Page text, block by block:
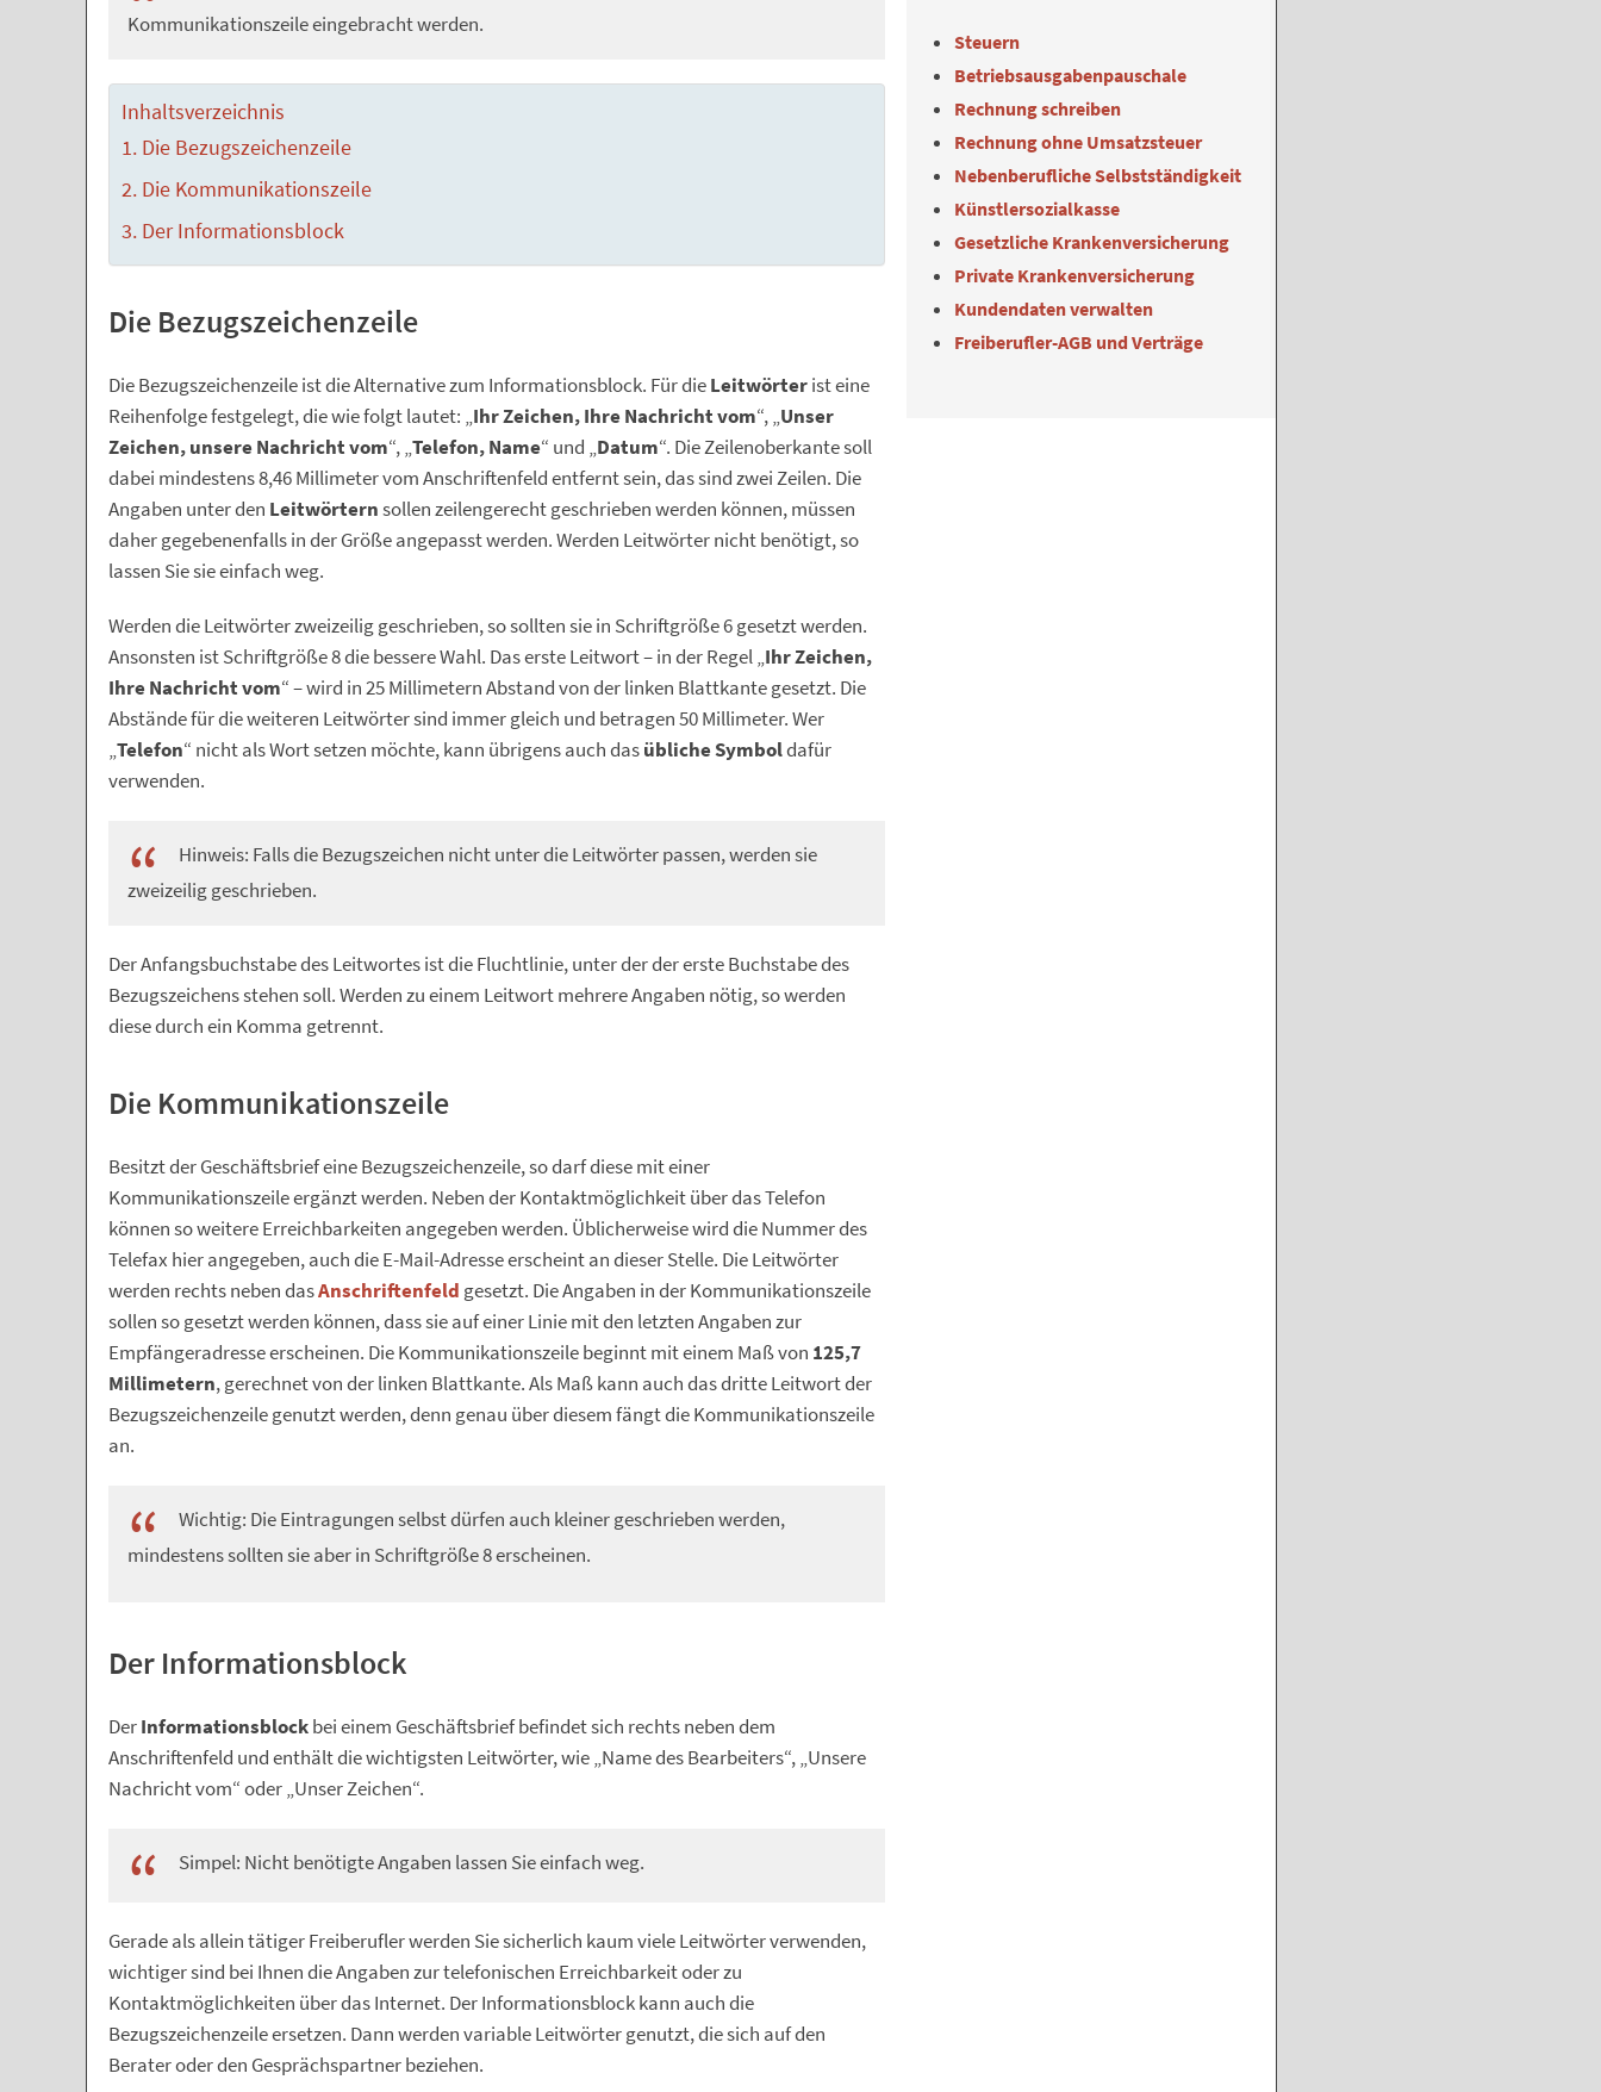
Kommunikationszeile eingebracht werden.
Inhaltsverzeichnis
Die Bezugszeichenzeile
Die Kommunikationszeile
Der Informationsblock
Die Bezugszeichenzeile
Die Bezugszeichenzeile ist die Alternative zum Informationsblock. Für dieLeitwörterist eine
Reihenfolge festgelegt, die wie folgt lautet: „Ihr Zeichen, Ihre Nachricht vom“, „Unser
Zeichen, unsere Nachricht vom“, „Telefon, Name“ und „Datum“. Die Zeilenoberkante soll
dabei mindestens 8,46 Millimeter vom Anschriftenfeld entfernt sein, das sind zwei Zeilen. Die
Angaben unter den Leitwörternsollen zeilengerecht geschrieben werden können, müssen
daher gegebenenfalls in der Größe angepasst werden. Werden Leitwörter nicht benötigt, so
lassen Sie sie einfach weg.
Werden die Leitwörter zweizeilig geschrieben, so sollten sie in Schriftgröße 6 gesetzt werden.
Ansonsten ist Schriftgröße 8 die bessere Wahl. Das erste Leitwort – in der Regel „Ihr Zeichen,
Ihre Nachricht vom“ – wird in 25 Millimetern Abstand von der linken Blattkante gesetzt. Die
Abstände für die weiteren Leitwörter sind immer gleich und betragen 50 Millimeter. Wer
„Telefon“ nicht als Wort setzen möchte, kann übrigens auch dasübliche Symboldafür
verwenden.
Hinweis: Falls die Bezugszeichen nicht unter die Leitwörter passen, werden sie
zweizeilig geschrieben.
Der Anfangsbuchstabe des Leitwortes ist die Fluchtlinie, unter der der erste Buchstabe des
Bezugszeichens stehen soll. Werden zu einem Leitwort mehrere Angaben nötig, so werden
diese durch ein Komma getrennt.
Die Kommunikationszeile
Besitzt der Geschäftsbrief eine Bezugszeichenzeile, so darf diese mit einer
Kommunikationszeile ergänzt werden. Neben der Kontaktmöglichkeit über das Telefon
können so weitere Erreichbarkeiten angegeben werden. Üblicherweise wird die Nummer des
Telefax hier angegeben, auch die E-Mail-Adresse erscheint an dieser Stelle. Die Leitwörter
werden rechts neben dasAnschriftenfeld gesetzt. Die Angaben in der Kommunikationszeile
sollen so gesetzt werden können, dass sie auf einer Linie mit den letzten Angaben zur
Empfängeradresse erscheinen. Die Kommunikationszeile beginnt mit einem Maß von 125,7
Millimetern, gerechnet von der linken Blattkante. Als Maß kann auch das dritte Leitwort der
Bezugszeichenzeile genutzt werden, denn genau über diesem fängt die Kommunikationszeile
an.
Wichtig: Die Eintragungen selbst dürfen auch kleiner geschrieben werden,
mindestens sollten sie aber in Schriftgröße 8 erscheinen.
Der Informationsblock
DerInformationsblockbei einem Geschäftsbrief befindet sich rechts neben dem
Anschriftenfeld und enthält die wichtigsten Leitwörter, wie „Name des Bearbeiters“, „Unsere
Nachricht vom“ oder „Unser Zeichen“.
Simpel: Nicht benötigte Angaben lassen Sie einfach weg.
Gerade als allein tätiger Freiberufler werden Sie sicherlich kaum viele Leitwörter verwenden,
wichtiger sind bei Ihnen die Angaben zur telefonischen Erreichbarkeit oder zu
Kontaktmöglichkeiten über das Internet. Der Informationsblock kann auch die
Bezugszeichenzeile ersetzen. Dann werden variable Leitwörter genutzt, die sich auf den
Berater oder den Gesprächspartner beziehen.
Steuern
Betriebsausgabenpauschale
Rechnung schreiben
Rechnung ohne Umsatzsteuer
Nebenberufliche Selbstständigkeit
Künstlersozialkasse
Gesetzliche Krankenversicherung
Private Krankenversicherung
Kundendaten verwalten
Freiberufler-AGB und Verträge